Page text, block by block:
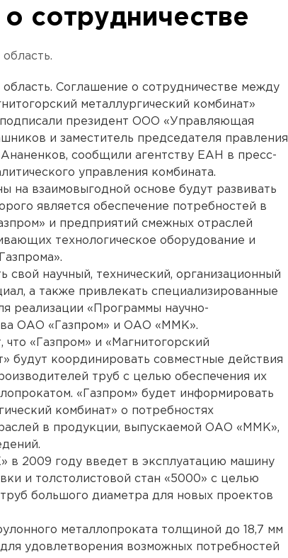
сотрудничестве
область. Соглашение о сотрудничестве между
металлургический комбинат»
президент ООО «Управляющая
и заместитель председателя правления
сообщили агентству ЕАН в пресс-
управления комбината.
на взаимовыгодной основе будут развивать
является обеспечение потребностей в
и предприятий смежных отраслей
технологическое оборудование и
свой научный, технический, организационный
а также привлекать специализированные
реализации «Программы научно-
ОАО «Газпром» и ОАО «ММК».
«Газпром» и «Магнитогорский
будут координировать совместные действия
труб с целью обеспечения их
«Газпром» будет информировать
комбинат» о потребностях
в продукции, выпускаемой ОАО «ММК»,
2009 году введет в эксплуатацию машину
и толстолистовой стан «5000» с целью
большого диаметра для новых проектов
металлопроката толщиной до 18,7 мм
удовлетворения возможных потребностей